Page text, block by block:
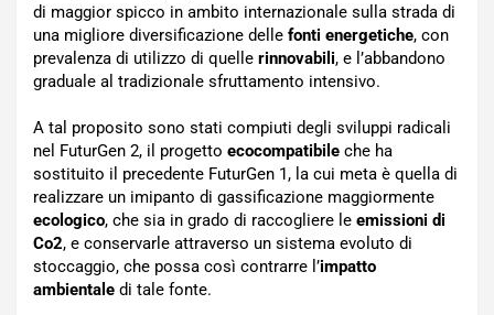
di maggior spicco in ambito internazionale sulla strada di
una migliore diversificazione delle fonti energetiche, con
prevalenza di utilizzo di quelle rinnovabili, e l’abbandono
graduale al tradizionale sfruttamento intensivo.
A tal proposito sono stati compiuti degli sviluppi radicali
nel FuturGen 2, il progetto ecocompatibile che ha
sostituito il precedente FuturGen 1, la cui meta è quella di
realizzare un imipanto di gassificazione maggiormente
ecologico, che sia in grado di raccogliere le emissioni di
Co2, e conservarle attraverso un sistema evoluto di
stoccaggio, che possa così contrarre l’impatto
ambientale di tale fonte.